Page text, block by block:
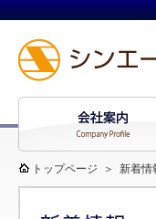
トップページ ＞ 新着情